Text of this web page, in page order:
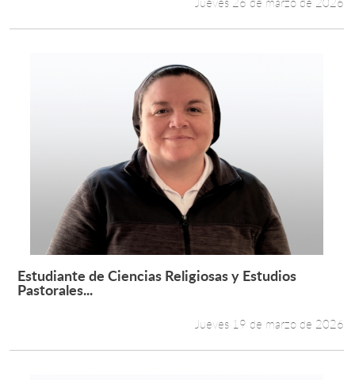
Leer más +
Estudiante de Ciencias Religiosas y Estudios
Pastorales...
Jueves 19 de marzo de 2026